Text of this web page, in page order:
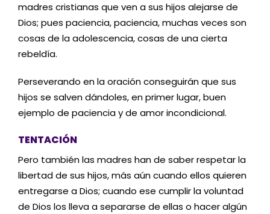
madres cristianas que ven a sus hijos alejarse de
Dios; pues paciencia, paciencia, muchas veces son
cosas de la adolescencia, cosas de una cierta
rebeldía.
Perseverando en la oración conseguirán que sus
hijos se salven dándoles, en primer lugar, buen
ejemplo de paciencia y de amor incondicional.
TENTACIÓN
Pero también las madres han de saber respetar la
libertad de sus hijos, más aún cuando ellos quieren
entregarse a Dios; cuando ese cumplir la voluntad
de Dios los lleva a separarse de ellas o hacer algún